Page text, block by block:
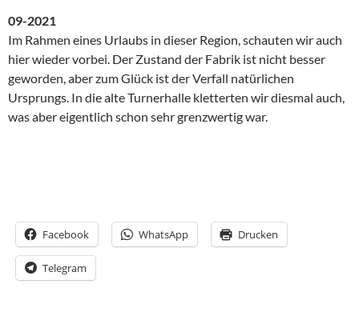
09-2021
Im Rahmen eines Urlaubs in dieser Region, schauten wir auch
hier wieder vorbei. Der Zustand der Fabrik ist nicht besser
geworden, aber zum Glück ist der Verfall natürlichen
Ursprungs. In die alte Turnerhalle kletterten wir diesmal auch,
was aber eigentlich schon sehr grenzwertig war.
Facebook WhatsApp Drucken
Telegram